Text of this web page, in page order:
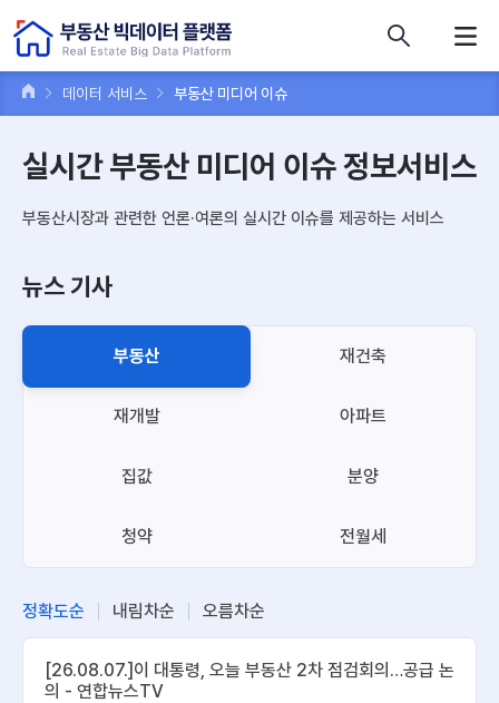
데이터 서비스 부동산 미디어 이슈
실시간 부동산 미디어 이슈 정보서비스
부동산시장과 관련한 언론·여론의 실시간 이슈를 제공하는 서비스
뉴스 기사
부동산 재건축
재개발 아파트
집값 분양
청약 전월세
정확도순 내림차순 오름차순
[26.08.07.]이 대통령, 오늘 부동산 2차 점검회의…공급 논
의 - 연합뉴스TV